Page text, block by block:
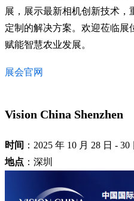
展，展示最新相机创新技术
定制的解决方案。欢迎莅临
赋能智慧农业发展。
展会官网
Vision China Shenzhen
时间 ：2025 年 10 月 28 日 - 30
地点 ：深圳